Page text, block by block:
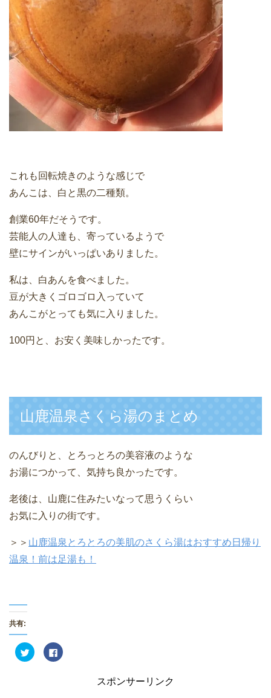
これも回転焼きのような感じで
あんこは、白と黒の二種類。
創業60年だそうです。
芸能人の人達も、寄っているようで
壁にサインがいっぱいありました。
私は、白あんを食べました。
豆が大きくゴロゴロ入っていて
あんこがとっても気に入りました。
100円と、お安く美味しかったです。
山鹿温泉さくら湯のまとめ
のんびりと、とろっとろの美容液のような
お湯につかって、気持ち良かったです。
老後は、山鹿に住みたいなって思うくらい
お気に入りの街です。
＞＞ 山鹿温泉とろとろの美肌のさくら湯はおすすめ日帰り
温泉！前は足湯も！
共有:
ク
リ
F
a
スポンサーリンク